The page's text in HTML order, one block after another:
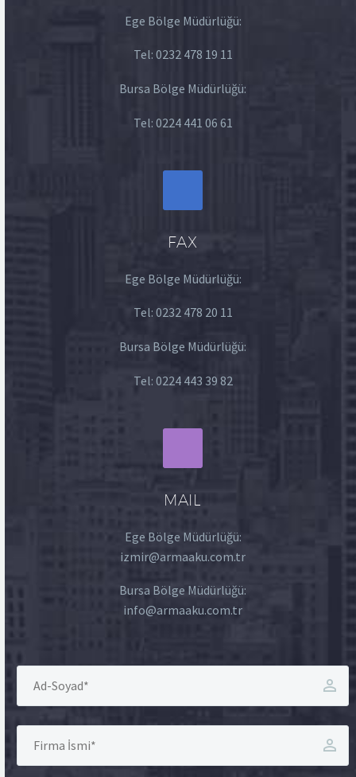
Ege Bölge Müdürlüğü:
Tel: 0232 478 19 11
Bursa Bölge Müdürlüğü:
Tel: 0224 441 06 61
FAX
Ege Bölge Müdürlüğü:
Tel: 0232 478 20 11
Bursa Bölge Müdürlüğü:
Tel: 0224 443 39 82
MAIL
Ege Bölge Müdürlüğü:
izmir@armaaku.com.tr
Bursa Bölge Müdürlüğü:
info@armaaku.com.tr